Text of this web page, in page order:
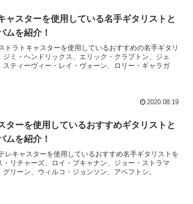
ャスターを使用している名手ギタリストと
ムを紹介！
トラトキャスターを使用しているおすすめの名手ギタリ
ジミ・ヘンドリックス、エリック・クラプトン、ジェ
スティーヴィー・レイ・ヴォーン、ロリー・ギャラガ
2020.08.19
ターを使用しているおすすめギタリストと
ムを紹介！
レキャスターを使用しているおすすめ名手ギタリストを
・リチャーズ、ロイ・ブキャナン、ジョー・ストラマ
グリーン、ウィルコ・ジョンソン、アベフトシ。